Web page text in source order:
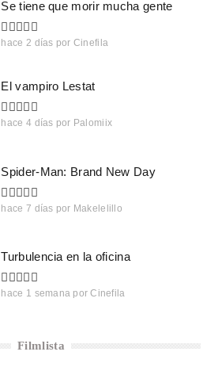
Se tiene que morir mucha gente
hace 2 días por Cinefila
El vampiro Lestat
hace 4 días por Palomiix
Spider-Man: Brand New Day
hace 7 días por Makelelillo
Turbulencia en la oficina
hace 1 semana por Cinefila
Filmlista